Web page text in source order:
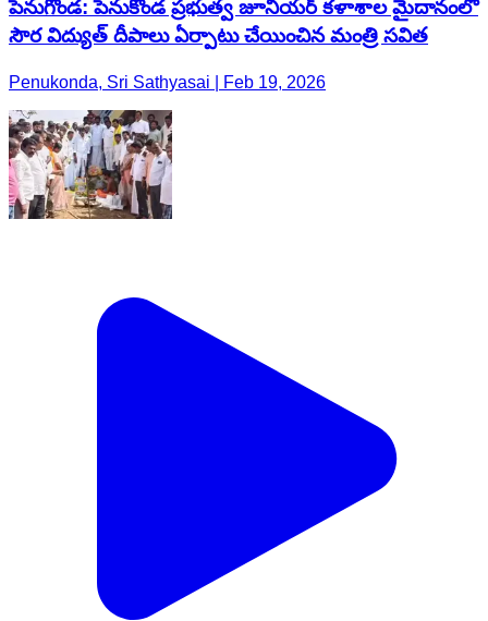
పెనుగొండ: పెనుకొండ ప్రభుత్వ జూనియర్ కళాశాల మైదానంలో
సౌర విద్యుత్ దీపాలు ఏర్పాటు చేయించిన మంత్రి సవిత
Penukonda, Sri Sathyasai | Feb 19, 2026